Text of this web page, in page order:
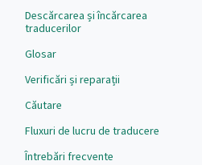
Descărcarea și încărcarea
traducerilor
Glosar
Verificări și reparații
Căutare
Fluxuri de lucru de traducere
Întrebări frecvente